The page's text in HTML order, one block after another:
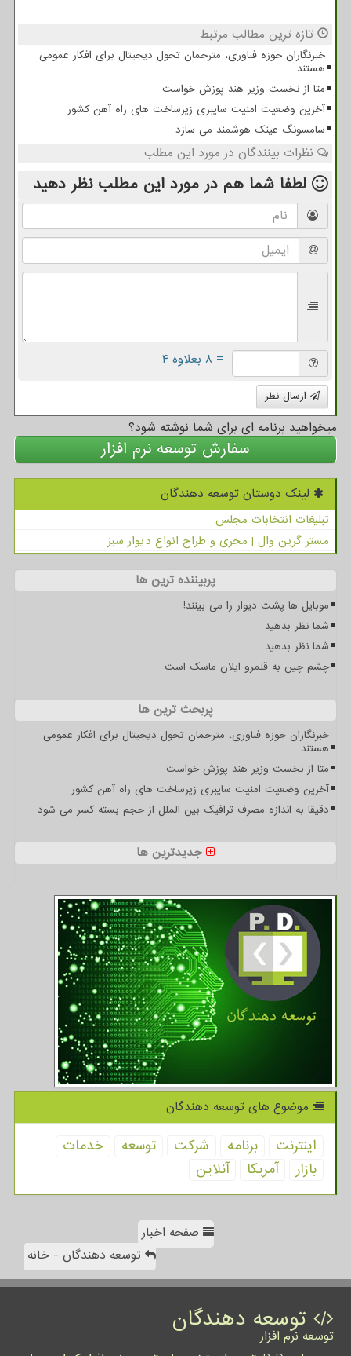
تازه ترین مطالب مرتبط
خبرنگاران حوزه فناوری، مترجمان تحول دیجیتال برای افکار عمومی
هستند
متا از نخست وزیر هند پوزش خواست
آخرین وضعیت امنیت سایبری زیرساخت های راه آهن کشور
سامسونگ عینک هوشمند می سازد
نظرات بینندگان در مورد این مطلب
لطفا شما هم در مورد این مطلب نظر دهید
= ۸ بعلاوه ۴
ارسال نظر
میخواهید برنامه ای برای شما نوشته شود؟
سفارش توسعه نرم افزار
لینک دوستان توسعه دهندگان
تبلیغات انتخابات مجلس
مستر گرین وال | مجری و طراح انواع دیوار سبز
پربیننده ترین ها
موبایل ها پشت دیوار را می بینند!
شما نظر بدهید
شما نظر بدهید
چشم چین به قلمرو ایلان ماسک است
پربحث ترین ها
خبرنگاران حوزه فناوری، مترجمان تحول دیجیتال برای افکار عمومی
هستند
متا از نخست وزیر هند پوزش خواست
آخرین وضعیت امنیت سایبری زیرساخت های راه آهن کشور
دقیقا به اندازه مصرف ترافیک بین الملل از حجم بسته کسر می شود
جدیدترین ها
موضوع های توسعه دهندگان
اینترنت برنامه شركت توسعه
خدمات
بازار
آمریكا آنلاین
صفحه اخبار
توسعه دهندگان - خانه
توسعه دهندگان
توسعه نرم افزار